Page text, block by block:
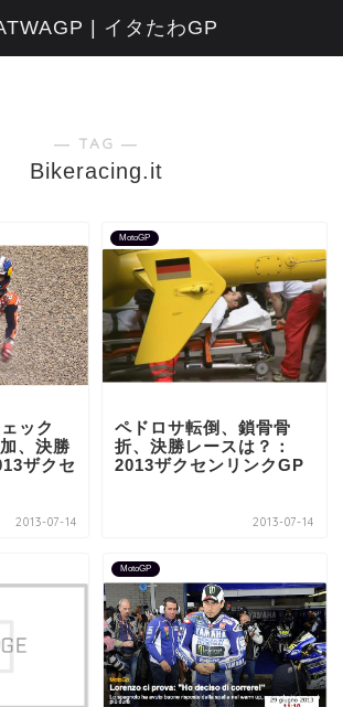
― TAG ―
Bikeracing.it
ック
、決勝
ザクセ
2013-07-14
MotoGP
ペドロサ転倒、鎖骨骨
折、決勝レースは？：
2013ザクセンリンクGP
2013-07-14
MotoGP
| イタたわGP